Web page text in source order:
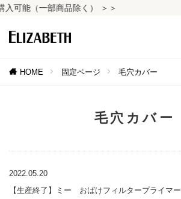
可能（一部商品除く） ＞＞
HOME 固定ページ 毛穴カバー
毛穴カバー
2022.05.20
【生産終了】ミー おばけフィルタープライマー